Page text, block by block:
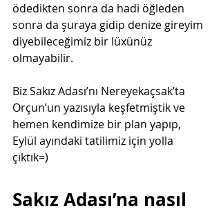
ödedikten sonra da hadi öğleden
sonra da şuraya gidip denize gireyim
diyebileceğimiz bir lüxünüz
olmayabilir.
Biz Sakız Adası’nı Nereyekaçsak’ta
Orçun’un yazısıyla keşfetmiştik ve
hemen kendimize bir plan yapıp,
Eylül ayındaki tatilimiz için yolla
çıktık=)
Sakız Adası’na nasıl